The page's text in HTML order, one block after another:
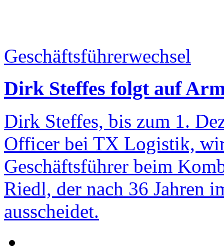
Geschäftsführerwechsel
Dirk Steffes folgt auf
Dirk Steffes, bis zum 1.
Officer bei TX Logistik,
Geschäftsführer beim
Riedl, der nach 36 Jahren
ausscheidet.